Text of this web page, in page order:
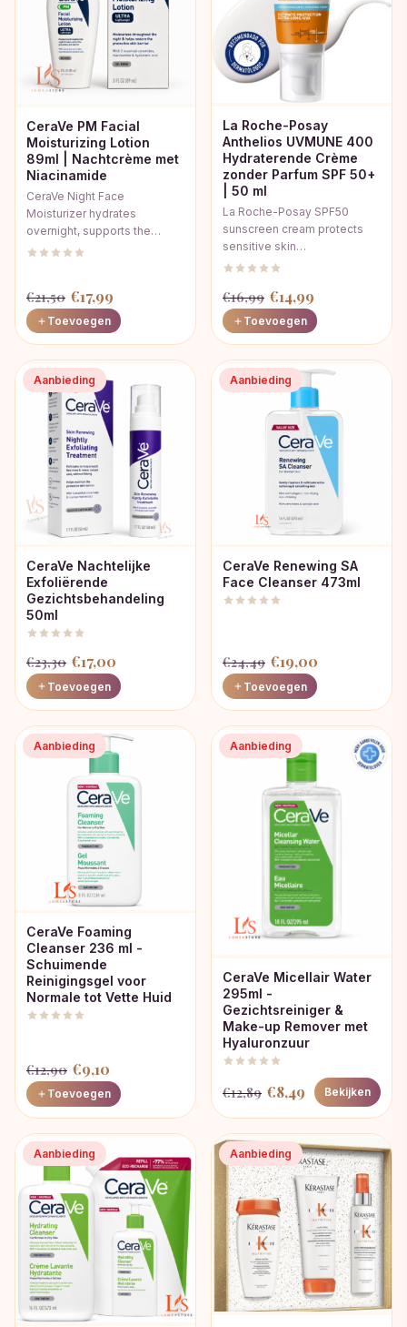
CeraVe PM Facial
Moisturizing Lotion
89ml | Nachtcrème met
Niacinamide
CeraVe Night Face
Moisturizer hydrates
overnight, supports the…
€21,50 Oorspronkelijke
prijs
was:
€21,50.
€17,99
prijs
is:
€17,99.
Toevoegen
La Roche-Posay
Anthelios UVMUNE 400
Hydraterende Crème
zonder Parfum SPF 50+
| 50 ml
La Roche-Posay SPF50
sunscreen cream protects
sensitive skin…
€16,99 Oorspronkelijke
prijs
was:
€16,99.
€14,99
prijs
is:
€14,99.
Toevoegen
Aanbieding
CeraVe Nachtelijke
Exfoliërende
Gezichtsbehandeling
50ml
€23,30 Oorspronkelijke
prijs
was:
€23,30.
€17,00
prijs
is:
€17,00.
Toevoegen
Aanbieding
CeraVe Renewing SA
Face Cleanser 473ml
€24,49 Oorspronkelijke
prijs
was:
€24,49.
€19,00
is:
€19,00.
Toevoegen
Aanbieding
CeraVe Foaming
Cleanser 236 ml -
Schuimende
Reinigingsgel voor
Normale tot Vette Huid
€12,90 Oorspronkelijke
prijs
was:
€12,90.
€9,10
prijs
is:
€9,10.
Toevoegen
Aanbieding
CeraVe Micellair Water
295ml -
Gezichtsreiniger &
Make-up Remover met
Hyaluronzuur
€12,89 Oorspronkelijke
was:
€12,89.
€8,49 Huidige
prijs
is:
€8,49.
Bekijken
Aanbieding Aanbieding